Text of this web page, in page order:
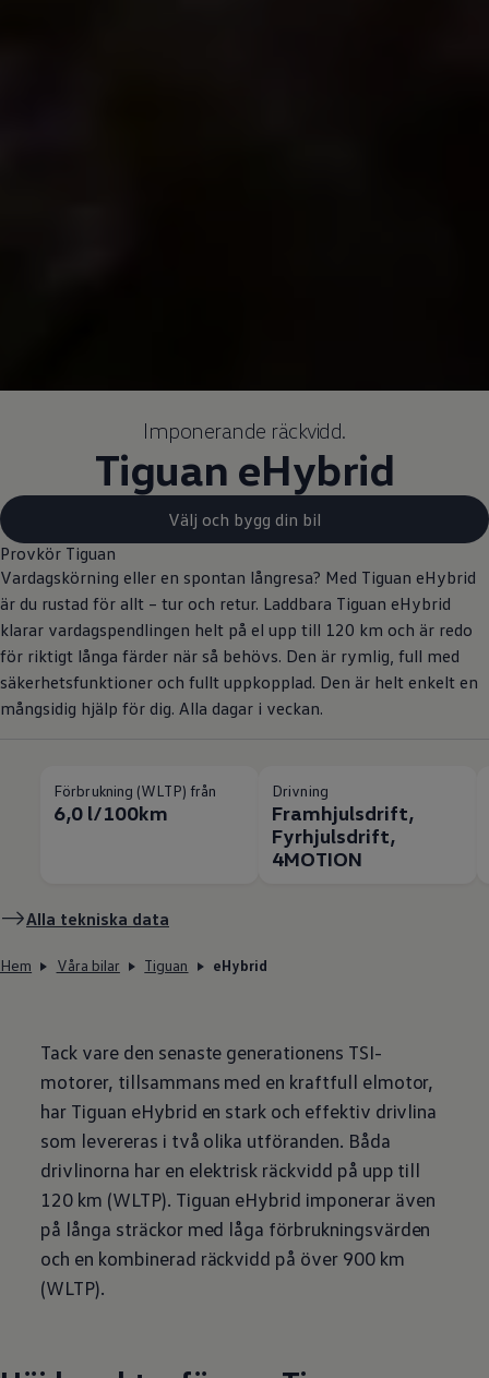
Imponerande räckvidd.
Tiguan eHybrid
Välj och bygg din bil
Provkör Tiguan
Vardagskörning eller en spontan långresa? Med Tiguan eHybrid
är du rustad för allt – tur och retur. Laddbara Tiguan eHybrid
klarar vardagspendlingen helt på el upp till 120 km och är redo
för riktigt långa färder när så behövs. Den är rymlig, full med
säkerhetsfunktioner och fullt uppkopplad. Den är helt enkelt en
mångsidig hjälp för dig. Alla dagar i veckan.
Förbrukning (WLTP) från
6,0 l/100km
Drivning
Framhjulsdrift,
Fyrhjulsdrift,
4MOTION
Alla tekniska data
Hem Våra bilar Tiguan eHybrid
Tack vare den senaste generationens TSI-
motorer, tillsammans med en kraftfull elmotor,
har Tiguan eHybrid en stark och effektiv drivlina
som levereras i två olika utföranden. Båda
drivlinorna har en elektrisk räckvidd på upp till
120 km (WLTP). Tiguan eHybrid imponerar även
på långa sträckor med låga förbrukningsvärden
och en kombinerad räckvidd på över 900 km
(WLTP).